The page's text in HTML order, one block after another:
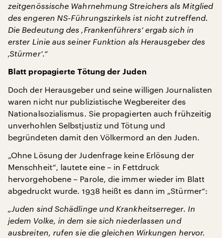
zeitgenössische Wahrnehmung Streichers als Mitglied
des engeren NS-Führungszirkels ist nicht zutreffend.
Die Bedeutung des ‚Frankenführers‘ ergab sich in
erster Linie aus seiner Funktion als Herausgeber des
‚Stürmer‘.“
Blatt propagierte Tötung der Juden
Doch der Herausgeber und seine willigen Journalisten
waren nicht nur publizistische Wegbereiter des
Nationalsozialismus. Sie propagierten auch frühzeitig
unverhohlen Selbstjustiz und Tötung und
begründeten damit den Völkermord an den Juden.
„Ohne Lösung der Judenfrage keine Erlösung der
Menschheit“, lautete eine – in Fettdruck
hervorgehobene – Parole, die immer wieder im Blatt
abgedruckt wurde. 1938 heißt es dann im „Stürmer“:
„Juden sind Schädlinge und Krankheitserreger. In
jedem Volke, in dem sie sich niederlassen und
ausbreiten, rufen sie die gleichen Wirkungen hervor.